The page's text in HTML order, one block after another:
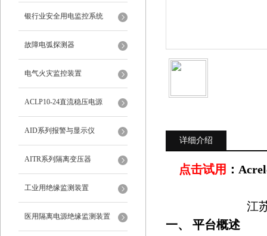
银行业安全用电监控系统
故障电弧探测器
电气火灾监控装置
ACLP10-24直流稳压电源
AID系列报警与显示仪
AITR系列隔离变压器
工业用绝缘监测装置
医用隔离电源绝缘监测装置
详细介绍
点击试用 ：
江
一、 平台概述